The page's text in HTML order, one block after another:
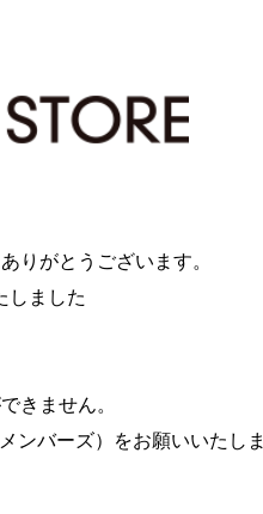
りがとうございます。
しました
きません。
ンバーズ）をお願いいたしま